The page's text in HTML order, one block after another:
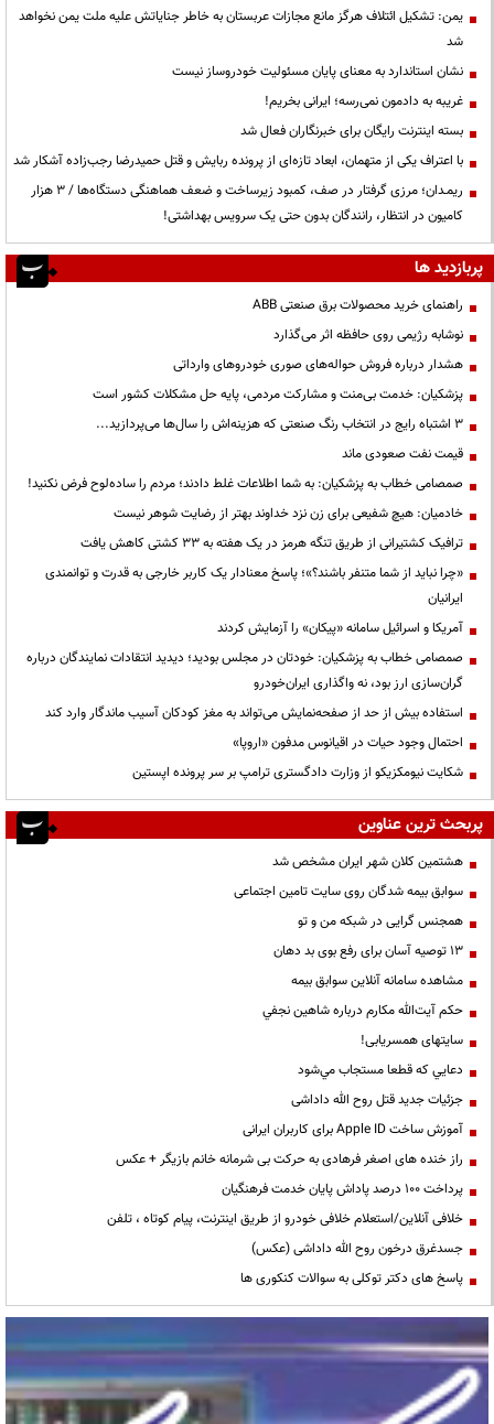
یمن: تشکیل ائتلاف هرگز مانع مجازات عربستان به خاطر جنایاتش علیه ملت یمن نخواهد
شد
نشان استاندارد به معنای پایان مسئولیت خودروساز نیست
غریبه به دادمون نمی‌رسه؛ ایرانی بخریم!
بسته اینترنت رایگان برای خبرنگاران فعال شد
با اعتراف یکی از متهمان، ابعاد تازه‌ای از پرونده ربایش و قتل حمیدرضا رجب‌زاده آشکار شد
ریمـدان؛ مرزی گرفتار در صف، کمبود زیرساخت و ضعف هماهنگی دستگاه‌ها / ۳ هزار
کامیون در انتظار، رانندگان بدون حتی یک سرویس بهداشتی!
پربازدید ها
راهنمای خرید محصولات برق صنعتی ABB
نوشابه رژیمی روی حافظه اثر می‌گذارد
هشدار درباره فروش حواله‌های صوری خودروهای وارداتی
پزشکیان: خدمت بی‌منت و مشارکت مردمی، پایه حل مشکلات کشور است
3 اشتباه رایج در انتخاب رنگ صنعتی که هزینه‌اش را سال‌ها می‌پردازید...
قیمت نفت صعودی ماند
صمصامی خطاب به پزشکیان: به شما اطلاعات غلط دادند؛ مردم را ساده‌لوح فرض نکنید!
خادمیان: هیچ شفیعی برای زن نزد خداوند بهتر از رضایت شوهر نیست
ترافیک کشتیرانی از طریق تنگه هرمز در یک هفته به ۳۳ کشتی کاهش یافت
«چرا نباید از شما متنفر باشند؟»؛ پاسخ معنادار یک کاربر خارجی به قدرت و توانمندی
ایرانیان
آمریکا و اسرائیل سامانه «پیکان» را آزمایش کردند
صمصامی خطاب به پزشکیان: خودتان در مجلس بودید؛ دیدید انتقادات نمایندگان درباره
گران‌سازی ارز بود، نه واگذاری ایران‌خودرو
استفاده بیش از حد از صفحه‌نمایش می‌تواند به مغز کودکان آسیب ماندگار وارد کند
احتمال وجود حیات در اقیانوس مدفون «اروپا»
شکایت نیومکزیکو از وزارت دادگستری ترامپ بر سر پرونده اپستین
پربحث ترین عناوین
هشتمین کلان شهر ایران مشخص شد
سوابق بیمه شدگان روی سایت تامین اجتماعی
همجنس گرایی در شبکه من و تو
13 توصیه آسان برای رفع بوی بد دهان
مشاهده سامانه آنلاين سوابق بیمه
حكم آيت‌الله مكارم درباره شاهين نجفي
سایتهای همسریابی!
دعايي كه قطعا مستجاب مي‌شود
جزئیات جدید قتل روح الله داداشی
آموزش ساخت Apple ID برای کاربران ایرانی
راز خنده های اصغر فرهادی به حرکت بی شرمانه خانم بازیگر + عکس
پرداخت ۱۰۰ درصد پاداش پایان خدمت فرهنگیان
خلافی آنلاین/استعلام خلافی خودرو از طریق اینترنت، پیام کوتاه ، تلفن
جسدغرق درخون روح الله داداشی (عکس)
پاسخ های دکتر توکلی به سوالات کنکوری ها